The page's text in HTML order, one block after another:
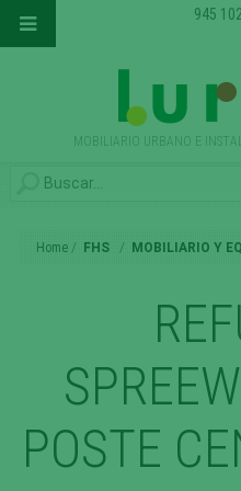
MOBILIARIO URBANO E
945
Home FHS MOBILIARIO Y
POSTE